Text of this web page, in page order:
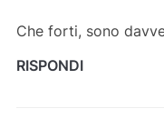
Che forti, sono
RISPONDI